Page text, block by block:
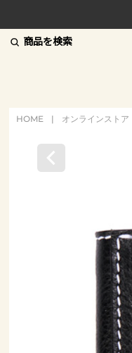
商品を検索
HOME | オンラインストア